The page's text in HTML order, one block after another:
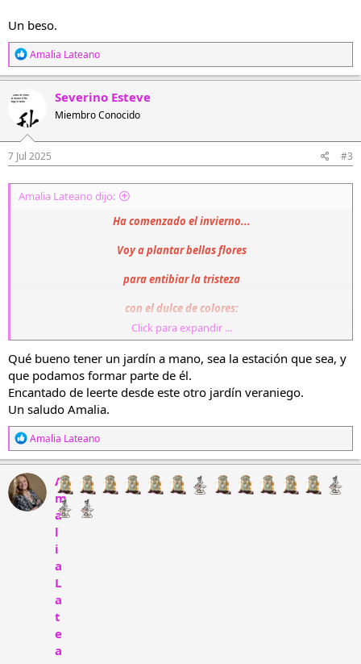
Un beso.
R
e
a
i
o
n
e
s
:
Amalia Lateano
Severino Esteve
Miembro Conocido
7 Jul 2025 #3
Amalia Lateano dijo:
Ha comenzado el invierno...
Voy a plantar bellas flores
para entibiar la tristeza
con el dulce de colores:
La violeta roja para mi pasión.
La violeta blanca para mis amores,
caléndulas, naranjas y amarillas
con humildad., resplandores.
Tengo jacintos azules
asomando
Click para expandir ...
Qué bueno tener un jardín a mano, sea la estación que sea, y
que podamos formar parte de él.
Encantado de leerte desde este otro jardín veraniego.
Un saludo Amalia.
R
e
a
c
c
i
o
Amalia Lateano
A
m
a
l
i
a
L
a
t
e
a